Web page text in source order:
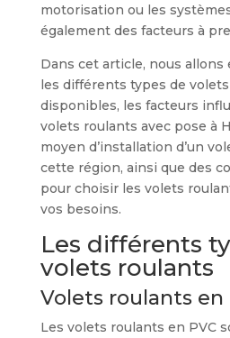
motorisation ou les
également des facteurs à
Dans cet article, nous
les différents types de
disponibles, les facteurs
volets roulants avec pose à
moyen d’installation d’un
cette région, ainsi que des
pour choisir les volets
vos besoins.
Les différents
volets roulants
Volets roulants en
Les volets roulants en PVC